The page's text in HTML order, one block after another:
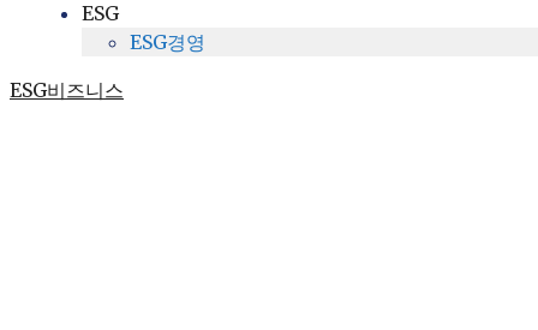
너
뛰
ESG
ESG경영
ESG비즈니스